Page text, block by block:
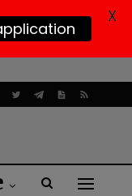
X